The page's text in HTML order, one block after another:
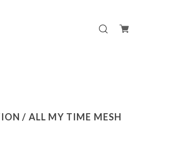
/ ALL MY TIME MESH